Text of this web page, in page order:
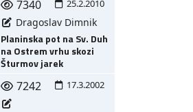
7340 25.2.2010
Dragoslav Dimnik
Planinska pot na Sv. Duh
na Ostrem vrhu skozi
Šturmov jarek
7242 17.3.2002